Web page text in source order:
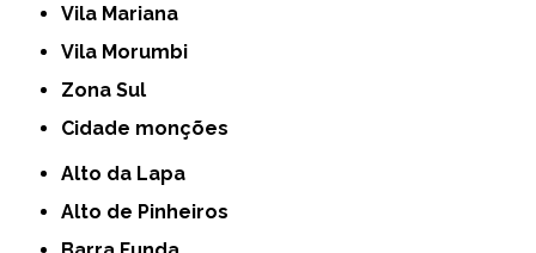
Vila Mariana
Vila Morumbi
Zona Sul
cidade monções
Alto da Lapa
Alto de Pinheiros